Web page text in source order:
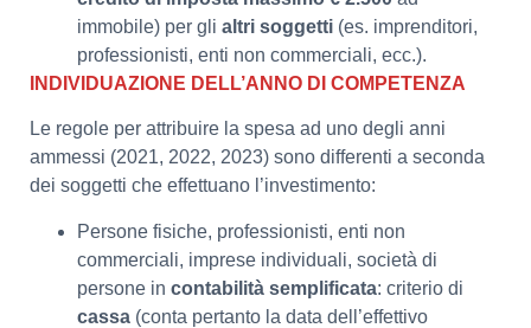
immobile) per gli altri soggetti (es. imprenditori,
professionisti, enti non commerciali, ecc.).
INDIVIDUAZIONE DELL’ANNO DI COMPETENZA
Le regole per attribuire la spesa ad uno degli anni
ammessi (2021, 2022, 2023) sono differenti a seconda
dei soggetti che effettuano l’investimento:
Persone fisiche, professionisti, enti non
commerciali, imprese individuali, società di
persone in contabilità semplificata: criterio di
cassa (conta pertanto la data dell’effettivo